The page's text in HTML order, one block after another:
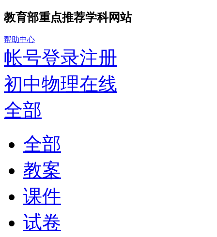
教育部重点推荐学科网站
帮助中心
帐号登录注册
初中物理在线
全部
全部
教案
课件
试卷